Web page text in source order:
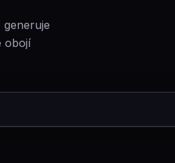
generuje
obojí